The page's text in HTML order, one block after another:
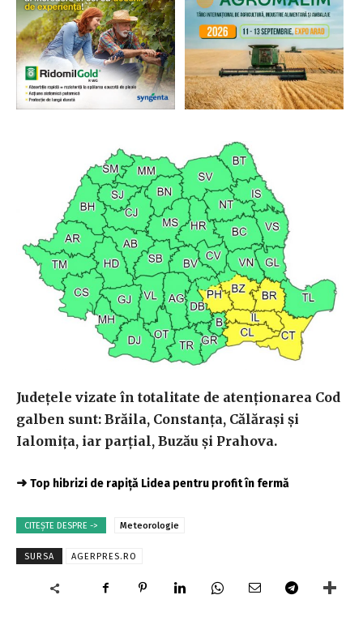
Judeţele vizate în totalitate de atenţionarea Cod
galben sunt: Brăila, Constanţa, Călăraşi şi
Ialomiţa, iar parţial, Buzău şi Prahova.
➜ Top hibrizi de rapiță Lidea pentru profit în fermă
CITEȘTE DESPRE -> Meteorologie
SURSA AGERPRES.RO